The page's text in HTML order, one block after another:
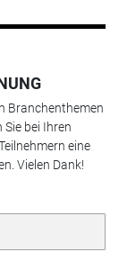
Branchenthemen
bei Ihren
eine
Vielen Dank!